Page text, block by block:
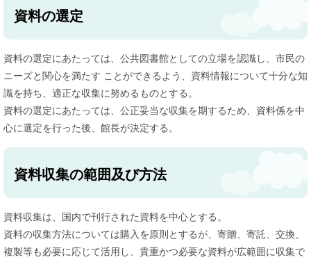
資料の選定
資料の選定にあたっては、公共図書館としての立場を認識し、市民の
ニーズと関心を満たす ことができるよう、資料情報について十分な知
識を持ち、適正な収集に努めるものとする。
資料の選定にあたっては、公正妥当な収集を期するため、資料係を中
心に選定を行った後、館長が決定する。
資料収集の範囲及び方法
資料収集は、国内で刊行された資料を中心とする。
資料の収集方法については購入を原則とするが、寄贈、寄託、交換、
複製等も必要に応じて活用し、貴重かつ必要な資料が広範囲に収集で